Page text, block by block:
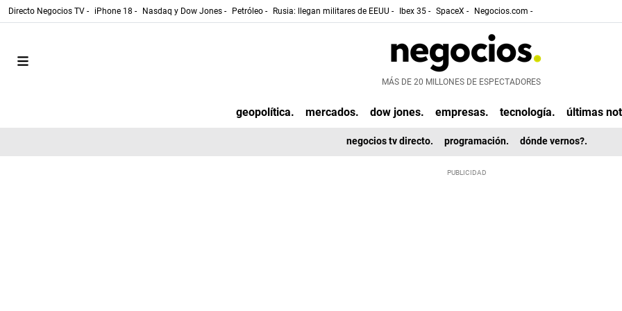
Directo Negocios TV - iPhone 18 - Nasdaq y Dow Jones - Petróleo - Rusia: llegan militares de EEUU - Ibex 35 - SpaceX - Negocios.com -
MÁS DE 20 MILLONES DE ESPECTADORES
geopolítica. mercados. dow jones. empresas. tecnología. últimas
negocios tv directo. programación. dónde vernos?.